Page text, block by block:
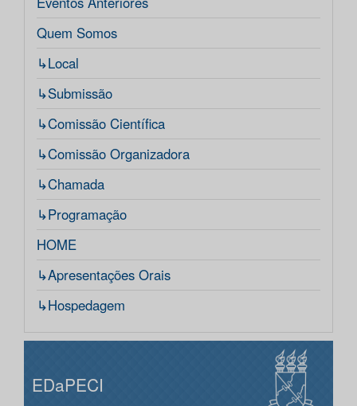
Quem Somos
↳Local
↳Submissão
↳Comissão Científica
↳Comissão Organizadora
↳Chamada
↳Programação
HOME
↳Apresentações Orais
↳Hospedagem
EDaPECI